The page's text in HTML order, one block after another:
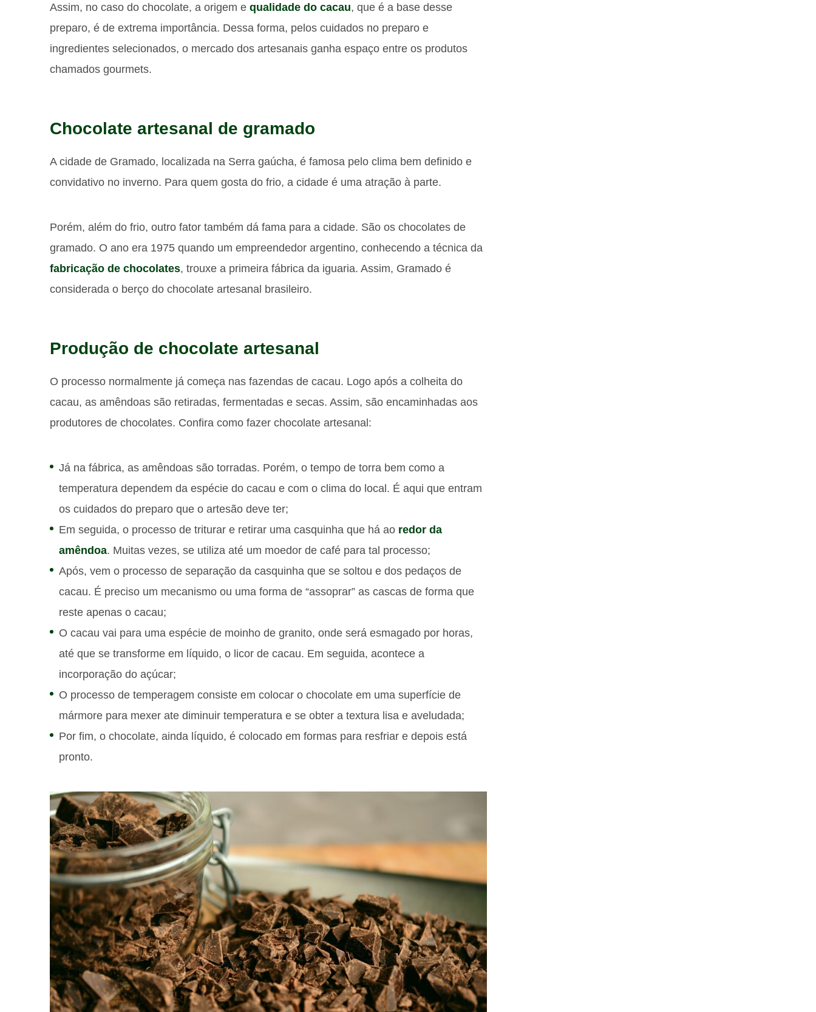
Assim, no caso do chocolate, a origem e qualidade do cacau, que é a base desse
preparo, é de extrema importância. Dessa forma, pelos cuidados no preparo e
ingredientes selecionados, o mercado dos artesanais ganha espaço entre os produtos
chamados gourmets.
Chocolate artesanal de gramado
A cidade de Gramado, localizada na Serra gaúcha, é famosa pelo clima bem definido e
convidativo no inverno. Para quem gosta do frio, a cidade é uma atração à parte.
Porém, além do frio, outro fator também dá fama para a cidade. São os chocolates de
gramado. O ano era 1975 quando um empreendedor argentino, conhecendo a técnica da
fabricação de chocolates, trouxe a primeira fábrica da iguaria. Assim, Gramado é
considerada o berço do chocolate artesanal brasileiro.
Produção de chocolate artesanal
O processo normalmente já começa nas fazendas de cacau. Logo após a colheita do
cacau, as amêndoas são retiradas, fermentadas e secas. Assim, são encaminhadas aos
produtores de chocolates. Confira como fazer chocolate artesanal:
Já na fábrica, as amêndoas são torradas. Porém, o tempo de torra bem como a
temperatura dependem da espécie do cacau e com o clima do local. É aqui que entram
os cuidados do preparo que o artesão deve ter;
Em seguida, o processo de triturar e retirar uma casquinha que há ao redor da
amêndoa. Muitas vezes, se utiliza até um moedor de café para tal processo;
Após, vem o processo de separação da casquinha que se soltou e dos pedaços de
cacau. É preciso um mecanismo ou uma forma de “assoprar” as cascas de forma que
reste apenas o cacau;
O cacau vai para uma espécie de moinho de granito, onde será esmagado por horas,
até que se transforme em líquido, o licor de cacau. Em seguida, acontece a
incorporação do açúcar;
O processo de temperagem consiste em colocar o chocolate em uma superfície de
mármore para mexer ate diminuir temperatura e se obter a textura lisa e aveludada;
Por fim, o chocolate, ainda líquido, é colocado em formas para resfriar e depois está
pronto.